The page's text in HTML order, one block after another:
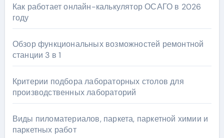
Как работает онлайн-калькулятор ОСАГО в 2026
году
Обзор функциональных возможностей ремонтной
станции 3 в 1
Критерии подбора лабораторных столов для
производственных лабораторий
Виды пиломатериалов, паркета, паркетной химии и
паркетных работ